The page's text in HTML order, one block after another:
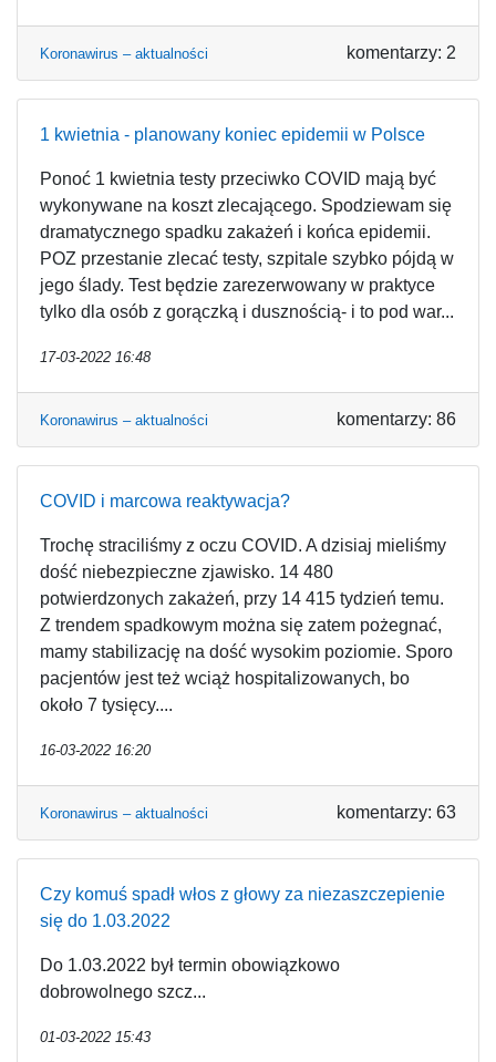
Koronawirus – aktualności komentarzy: 2
1 kwietnia - planowany koniec epidemii w Polsce
Ponoć 1 kwietnia testy przeciwko COVID mają być
wykonywane na koszt zlecającego. Spodziewam się
dramatycznego spadku zakażeń i końca epidemii.
POZ przestanie zlecać testy, szpitale szybko pójdą w
jego ślady. Test będzie zarezerwowany w praktyce
tylko dla osób z gorączką i dusznością- i to pod war...
17-03-2022 16:48
Koronawirus – aktualności komentarzy: 86
COVID i marcowa reaktywacja?
Trochę straciliśmy z oczu COVID. A dzisiaj mieliśmy
dość niebezpieczne zjawisko. 14 480
potwierdzonych zakażeń, przy 14 415 tydzień temu.
Z trendem spadkowym można się zatem pożegnać,
mamy stabilizację na dość wysokim poziomie. Sporo
pacjentów jest też wciąż hospitalizowanych, bo
około 7 tysięcy....
16-03-2022 16:20
Koronawirus – aktualności komentarzy: 63
Czy komuś spadł włos z głowy za niezaszczepienie
się do 1.03.2022
Do 1.03.2022 był termin obowiązkowo
dobrowolnego szcz...
01-03-2022 15:43